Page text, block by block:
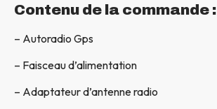
Contenu de la commande :
– Autoradio Gps
– Faisceau d’alimentation
– Adaptateur d’antenne radio